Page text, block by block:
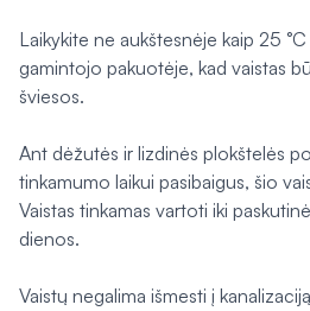
Laikykite ne aukštesnėje kaip 25
gamintojo pakuotėje, kad vaistas
šviesos.
Ant dėžutės ir lizdinės plokštelės
tinkamumo laikui pasibaigus, šio
Vaistas tinkamas vartoti iki
dienos.
Vaistų negalima išmesti į